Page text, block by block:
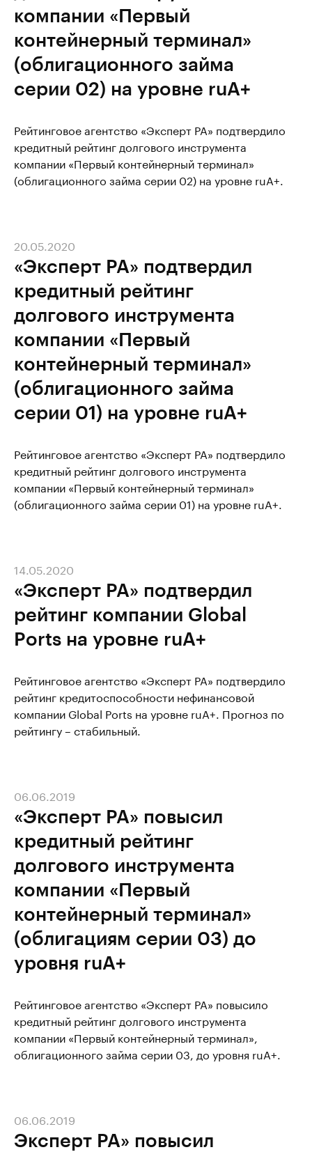
компании «Первый
контейнерный терминал»
(облигационного займа
серии 02) на уровне ruА+
Рейтинговое агентство «Эксперт РА» подтвердило
кредитный рейтинг долгового инструмента
компании «Первый контейнерный терминал»
(облигационного займа серии 02) на уровне ruА+.
«Эксперт РА» подтвердил
кредитный рейтинг
долгового инструмента
компании «Первый
контейнерный терминал»
(облигационного займа
серии 01) на уровне ruА+
20.05.2020
Рейтинговое агентство «Эксперт РА» подтвердило
кредитный рейтинг долгового инструмента
компании «Первый контейнерный терминал»
(облигационного займа серии 01) на уровне ruА+.
«Эксперт РА» подтвердил
рейтинг компании Global
Ports на уровне ruA+
14.05.2020
Рейтинговое агентство «Эксперт РА» подтвердило
рейтинг кредитоспособности нефинансовой
компании Global Ports на уровне ruA+. Прогноз по
рейтингу – стабильный.
«Эксперт РА» повысил
кредитный рейтинг
долгового инструмента
компании «Первый
контейнерный терминал»
(облигациям серии 03) до
уровня ruА+
06.06.2019
Рейтинговое агентство «Эксперт РА» повысило
кредитный рейтинг долгового инструмента
компании «Первый контейнерный терминал»,
облигационного займа серии 03, до уровня ruА+.
Эксперт РА» повысил
06.06.2019